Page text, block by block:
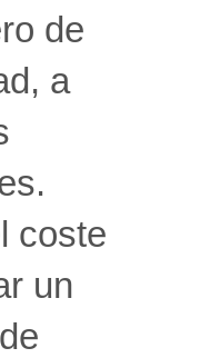
de
a
coste
un